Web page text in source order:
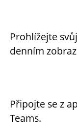
Prohlížejte
denním
Připojte se z
Teams.